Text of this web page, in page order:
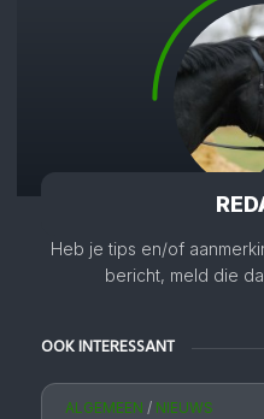
Heb je tips en/of
bericht, meld die
OOK INTERESSANT
ALGEMEEN / NIEUWS